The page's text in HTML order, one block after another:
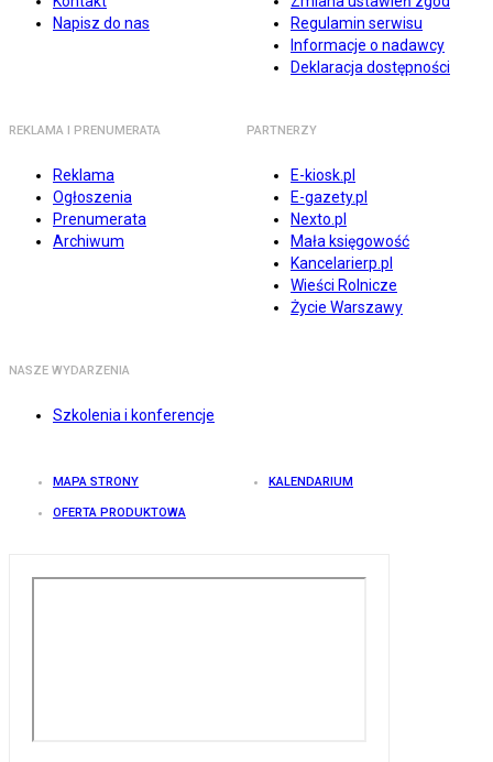
Napisz do nas
Regulamin serwisu
Informacje o nadawcy
Deklaracja dostępności
REKLAMA I PRENUMERATA
Reklama
Ogłoszenia
Prenumerata
Archiwum
PARTNERZY
E-kiosk.pl
E-gazety.pl
Nexto.pl
Mała księgowość
Kancelarierp.pl
Wieści Rolnicze
Życie Warszawy
NASZE WYDARZENIA
Szkolenia i konferencje
MAPA STRONY KALENDARIUM
OFERTA PRODUKTOWA